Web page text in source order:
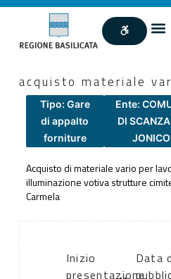
acquisto materiale
Tipo: Gare
di appalto
forniture
Ente:
DI
JONICO
Acquisto di materiale vario per
illuminazione votiva strutture
Carmela
Inizio
presentazione
Data